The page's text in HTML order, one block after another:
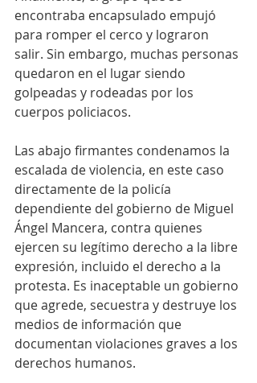
encontraba encapsulado empujó
para romper el cerco y lograron
salir. Sin embargo, muchas personas
quedaron en el lugar siendo
golpeadas y rodeadas por los
cuerpos policiacos.
Las abajo firmantes condenamos la
escalada de violencia, en este caso
directamente de la policía
dependiente del gobierno de Miguel
Ángel Mancera, contra quienes
ejercen su legítimo derecho a la libre
expresión, incluido el derecho a la
protesta. Es inaceptable un gobierno
que agrede, secuestra y destruye los
medios de información que
documentan violaciones graves a los
derechos humanos.